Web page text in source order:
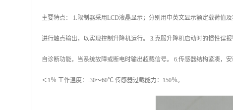
主要特点： 1.限制器采用LCD液晶显示；分别用中英文显示额定载荷值
进行触点输出，以实现控制升降机运行。 3.克服升降机启动时的惯性误
自诊断功能，当系统故障或断电时输出超载信号。 6.传感器结构紧凑，
＜1％ 工作温度：-30～60℃ 传感器过载能力：150％。